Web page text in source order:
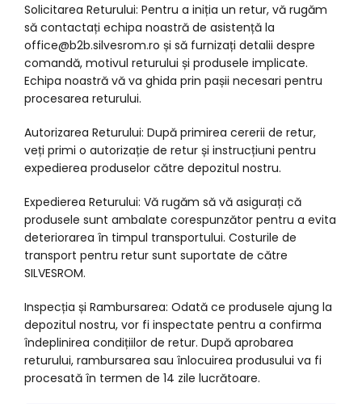
Solicitarea Returului: Pentru a iniția un retur, vă rugăm
să contactați echipa noastră de asistență la
office@b2b.silvesrom.ro și să furnizați detalii despre
comandă, motivul returului și produsele implicate.
Echipa noastră vă va ghida prin pașii necesari pentru
procesarea returului.
Autorizarea Returului: După primirea cererii de retur,
veți primi o autorizație de retur și instrucțiuni pentru
expedierea produselor către depozitul nostru.
Expedierea Returului: Vă rugăm să vă asigurați că
produsele sunt ambalate corespunzător pentru a evita
deteriorarea în timpul transportului. Costurile de
transport pentru retur sunt suportate de către
SILVESROM.
Inspecția și Rambursarea: Odată ce produsele ajung la
depozitul nostru, vor fi inspectate pentru a confirma
îndeplinirea condițiilor de retur. După aprobarea
returului, rambursarea sau înlocuirea produsului va fi
procesată în termen de 14 zile lucrătoare.